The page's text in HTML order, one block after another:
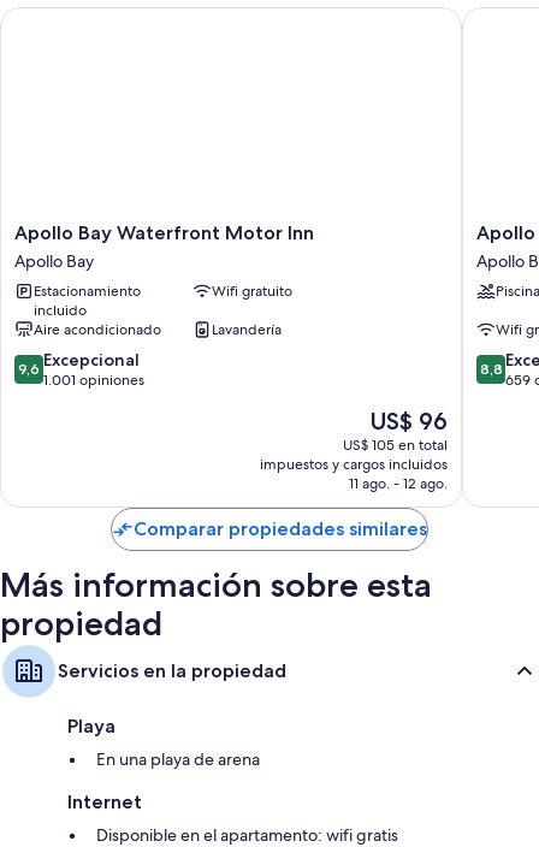
Balcones o patios, áreas de descanso separadas y cocinas
Apollo
Bay
Waterfront
Motor
Inn
Apollo
Bay
Apollo Bay Waterfront Motor Inn
Apollo Bay
Estacionamiento
incluido
Wifi gratuito
Aire acondicionado
Lavandería
9.6
de
9,6 Excepcional
1.001 opiniones
El
precio
actual
es
de
US$ 96
US$ 96
US$ 105 en total
impuestos y cargos incluidos
11 ago. - 12 ago.
Apollo Bay Waterfront Motor Inn
Apollo
Bay
Motel
and
Apollo
Bay
Apollo
Piscina
Wifi
8.8
de
8,8
659
Apollo
Comparar propiedades similares
Más información sobre esta
propiedad
Servicios en la propiedad
Playa
En una playa de arena
Internet
Disponible en el apartamento: wifi gratis